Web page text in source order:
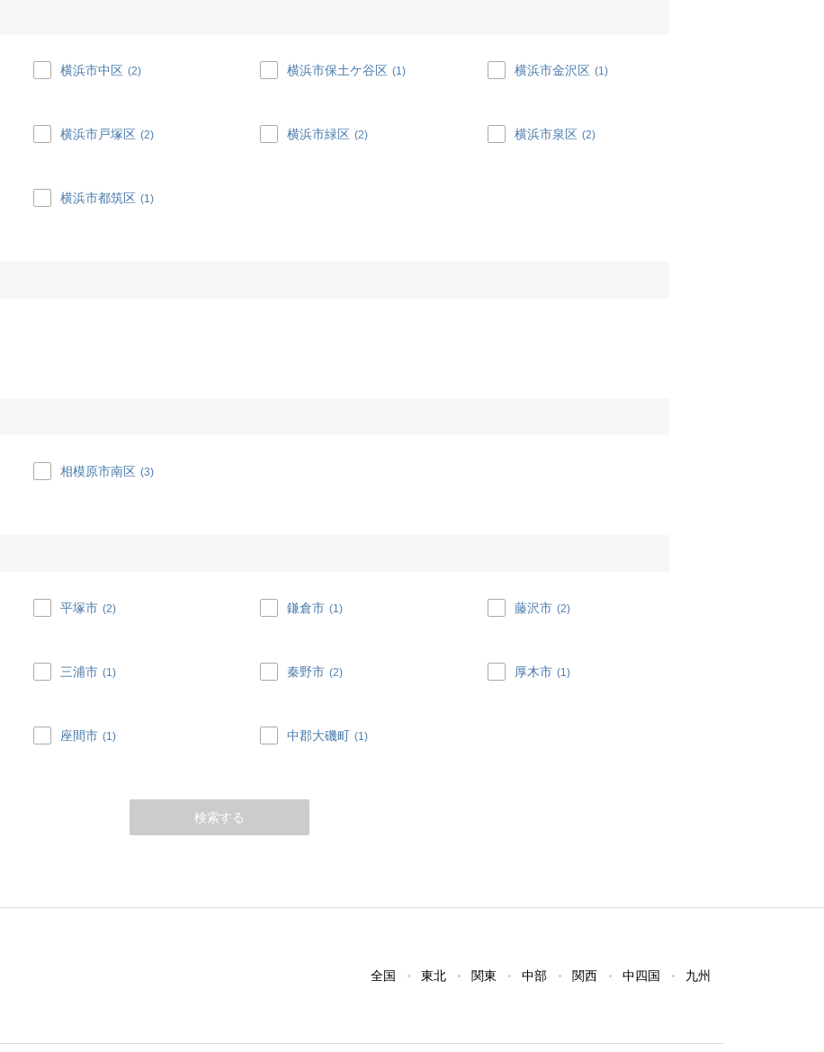
横浜市中区 (2) 横浜市保土ケ谷区 (1) 横浜市金沢区 (1)
横浜市戸塚区 (2) 横浜市緑区 (2) 横浜市泉区 (2)
横浜市都筑区 (1)
相模原市南区 (3)
平塚市 (2) 鎌倉市 (1) 藤沢市 (2)
三浦市 (1) 秦野市 (2) 厚木市 (1)
座間市 (1) 中郡大磯町 (1)
検索する
全国 東北 関東 中部 関西 中四国 九州